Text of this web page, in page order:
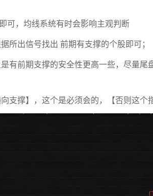
可，均线系统有时会影响主观判断
所出信号找出 前期有支撑的个股即可；
有前期支撑的安全性更高一些，尽量尾
支撑】，这个是必须会的，【否则这个